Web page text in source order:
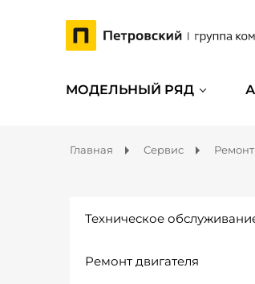
МОДЕЛЬНЫЙ РЯД
Главная Сервис
Техническое
Ремонт двигателя